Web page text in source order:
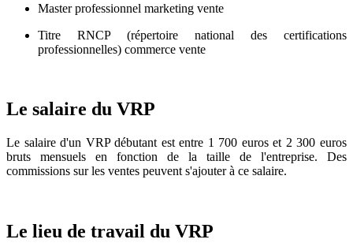
Master professionnel marketing vente
Titre RNCP (répertoire national des certifications
professionnelles) commerce vente
Le salaire du VRP
Le salaire d'un VRP débutant est entre 1 700 euros et 2 300 euros
bruts mensuels en fonction de la taille de l'entreprise. Des
commissions sur les ventes peuvent s'ajouter à ce salaire.
Le lieu de travail du VRP